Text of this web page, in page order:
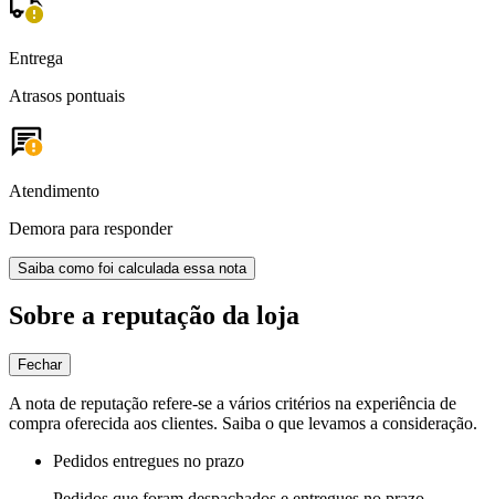
Entrega
Atrasos pontuais
Atendimento
Demora para responder
Saiba como foi calculada essa nota
Sobre a reputação da loja
Fechar
A nota de reputação refere-se a vários critérios na experiência de
compra oferecida aos clientes. Saiba o que levamos a consideração.
Pedidos entregues no prazo